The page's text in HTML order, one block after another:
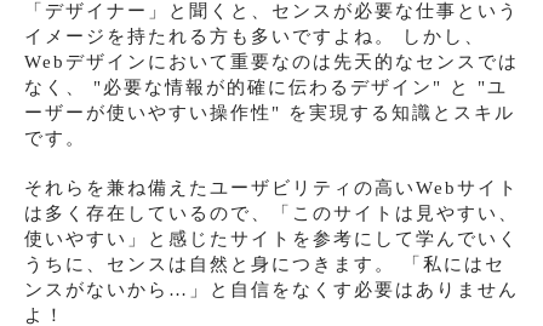
「デザイナー」と聞くと、センスが必要な仕事という
イメージを持たれる方も多いですよね。 しかし、
Webデザインにおいて重要なのは先天的なセンスでは
なく、 "必要な情報が的確に伝わるデザイン" と "ユ
ーザーが使いやすい操作性" を実現する知識とスキル
です。
それらを兼ね備えたユーザビリティの高いWebサイト
は多く存在しているので、「このサイトは見やすい、
使いやすい」と感じたサイトを参考にして学んでいく
うちに、センスは自然と身につきます。 「私にはセ
ンスがないから…」と自信をなくす必要はありません
よ！